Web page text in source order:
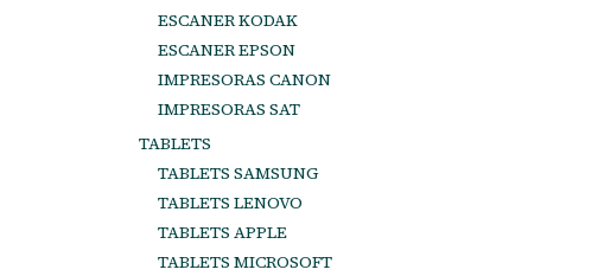
ESCANER KODAK
ESCANER EPSON
IMPRESORAS CANON
IMPRESORAS SAT
TABLETS
TABLETS SAMSUNG
TABLETS LENOVO
TABLETS APPLE
TABLETS MICROSOFT